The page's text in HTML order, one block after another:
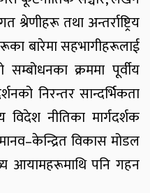
श्रेणीहरू तथा अन्तर्राष्ट्रिय
बारेमा सहभागीहरूलाई
सम्बोधनका क्रममा पूर्वीय
निरन्तर सान्दर्भिकता
नीतिका मार्गदर्शक
विकास मोडल
आयामहरूमाथि पनि गहन